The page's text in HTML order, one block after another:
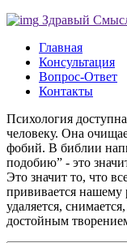
Здравый
Главная
Консультация
Вопрос-Ответ
Контакты
Психология
человеку. Она
фобий. В библии
подобию” - это
Это значит то, что
прививается нашему
удаляется,
достойным